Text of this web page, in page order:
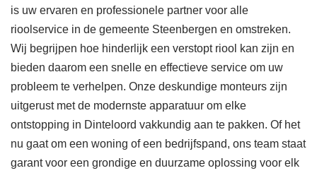
is uw ervaren en professionele partner voor alle
rioolservice in de gemeente Steenbergen en omstreken.
Wij begrijpen hoe hinderlijk een verstopt riool kan zijn en
bieden daarom een snelle en effectieve service om uw
probleem te verhelpen. Onze deskundige monteurs zijn
uitgerust met de modernste apparatuur om elke
ontstopping in Dinteloord vakkundig aan te pakken. Of het
nu gaat om een woning of een bedrijfspand, ons team staat
garant voor een grondige en duurzame oplossing voor elk